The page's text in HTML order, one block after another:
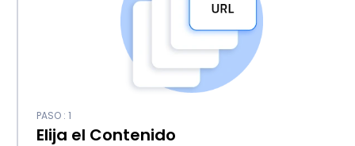
PASO : 1
Elija el Contenido